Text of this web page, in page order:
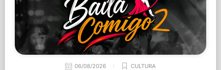
06/08/2026 CULTURA